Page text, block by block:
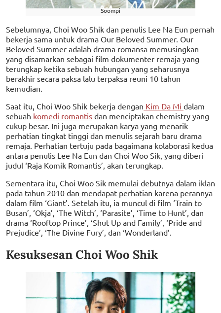
Soompi
Sebelumnya, Choi Woo Shik dan penulis Lee Na Eun pernah
bekerja sama untuk drama Our Beloved Summer. Our
Beloved Summer adalah drama romansa memusingkan
yang disamarkan sebagai film dokumenter remaja yang
terungkap ketika sebuah hubungan yang seharusnya
berakhir secara paksa lalu terpaksa reuni 10 tahun
kemudian.
Saat itu, Choi Woo Shik bekerja dengan Kim Da Mi dalam
sebuah komedi romantis dan menciptakan chemistry yang
cukup besar. Ini juga merupakan karya yang menarik
perhatian tingkat tinggi dan menulis sejarah baru drama
remaja. Perhatian tertuju pada bagaimana kolaborasi kedua
antara penulis Lee Na Eun dan Choi Woo Sik, yang diberi
judul ‘Raja Komik Romantis’, akan terungkap.
Sementara itu, Choi Woo Sik memulai debutnya dalam iklan
pada tahun 2010 dan mendapat perhatian karena perannya
dalam film ‘Giant’. Setelah itu, ia muncul di film ‘Train to
Busan’, ‘Okja’, ‘The Witch’, ‘Parasite’, ‘Time to Hunt’, dan
drama ‘Rooftop Prince’, ‘Shut Up and Family’, ‘Pride and
Prejudice’, ‘The Divine Fury’, dan ‘Wonderland’.
Kesuksesan Choi Woo Shik